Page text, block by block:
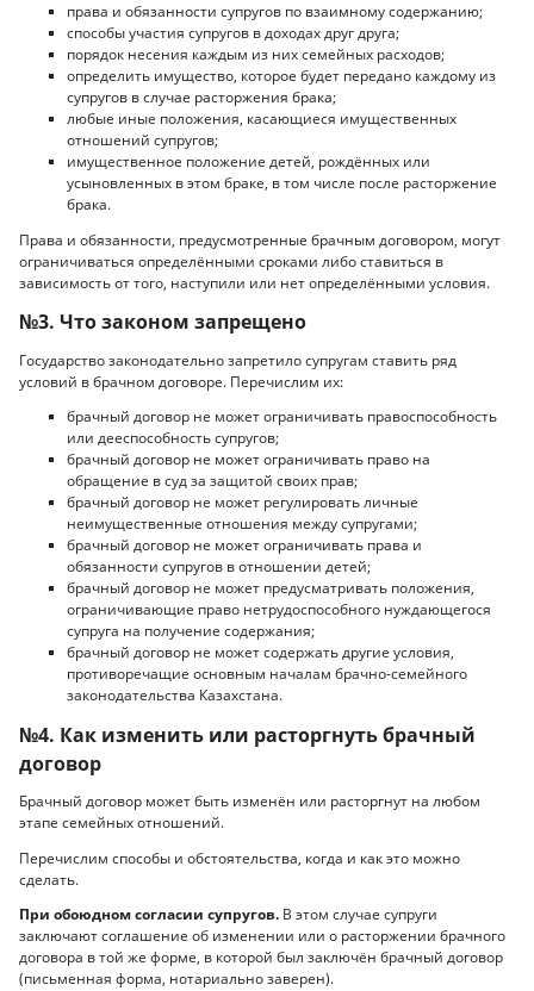
права и обязанности супругов по взаимному содержанию;
способы участия супругов в доходах друг друга;
порядок несения каждым из них семейных расходов;
определить имущество, которое будет передано каждому из
супругов в случае расторжения брака;
любые иные положения, касающиеся имущественных
отношений супругов;
имущественное положение детей, рождённых или
усыновленных в этом браке, в том числе после расторжение
брака.
Права и обязанности, предусмотренные брачным договором, могут
ограничиваться определёнными сроками либо ставиться в
зависимость от того, наступили или нет определёнными условия.
№3. Что законом запрещено
Государство законодательно запретило супругам ставить ряд
условий в брачном договоре. Перечислим их:
брачный договор не может ограничивать правоспособность
или дееспособность супругов;
брачный договор не может ограничивать право на
обращение в суд за защитой своих прав;
брачный договор не может регулировать личные
неимущественные отношения между супругами;
брачный договор не может ограничивать права и
обязанности супругов в отношении детей;
брачный договор не может предусматривать положения,
ограничивающие право нетрудоспособного нуждающегося
супруга на получение содержания;
брачный договор не может содержать другие условия,
противоречащие основным началам брачно-семейного
законодательства Казахстана.
№4. Как изменить или расторгнуть брачный
договор
Брачный договор может быть изменён или расторгнут на любом
этапе семейных отношений.
Перечислим способы и обстоятельства, когда и как это можно
сделать.
При обоюдном согласии супругов. В этом случае супруги
заключают соглашение об изменении или о расторжении брачного
договора в той же форме, в которой был заключён брачный договор
(письменная форма, нотариально заверен).